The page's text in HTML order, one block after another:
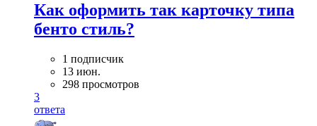
Как оформить так карточку типа
бенто стиль?
1 подписчик
13 июн.
298 просмотров
3
ответа